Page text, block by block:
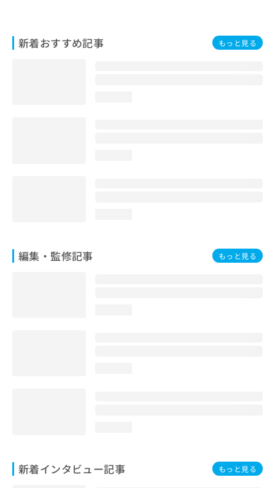
新着おすすめ記事 もっと見る
編集・監修記事 もっと見る
新着インタビュー記事 もっと見る
合